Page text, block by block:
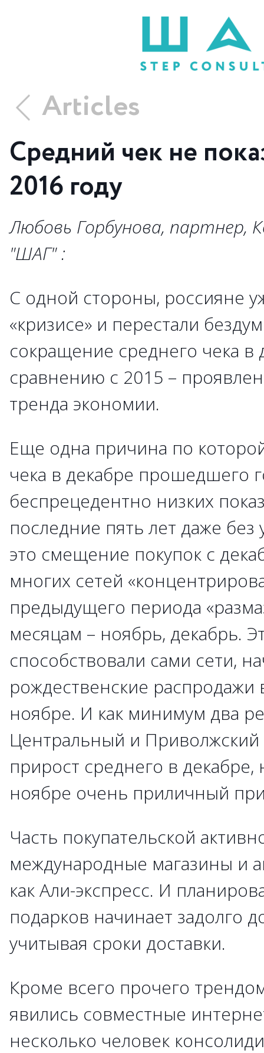
Articles
Средний чек не
2016 году
Любовь Горбунова, партнер,
"ШАГ" :
С одной стороны, россияне
«кризисе» и перестали
сокращение среднего чека в
сравнению с 2015 –
тренда экономии.
Еще одна причина по
чека в декабре прошедшего
беспрецедентно низких
последние пять лет даже без
это смещение покупок с
многих сетей
предыдущего периода
месяцам – ноябрь, декабрь.
способствовали сами сети,
рождественские распродажи
ноябре. И как минимум два
Центральный и Приволжский
прирост среднего в
ноябре очень приличный
Часть покупательской
международные магазины и
как Али-экспресс. И
подарков начинает задолго
учитывая сроки доставки.
Кроме всего прочего
явились совместные
несколько человек